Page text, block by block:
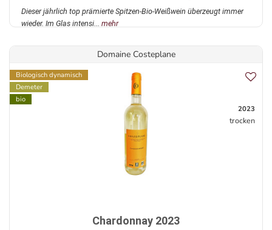
Dieser jährlich top prämierte Spitzen-Bio-Weißwein überzeugt immer
wieder. Im Glas intensi... mehr
Domaine Costeplane
Biologisch dynamisch
Demeter
bio
2023
trocken
Chardonnay 2023